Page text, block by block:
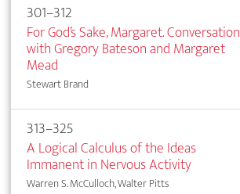
301–312
For God’s Sake, Margaret. Conversation
with Gregory Bateson and Margaret
Mead
Stewart Brand
313–325
A Logical Calculus of the Ideas
Immanent in Nervous Activity
Warren S. McCulloch, Walter Pitts